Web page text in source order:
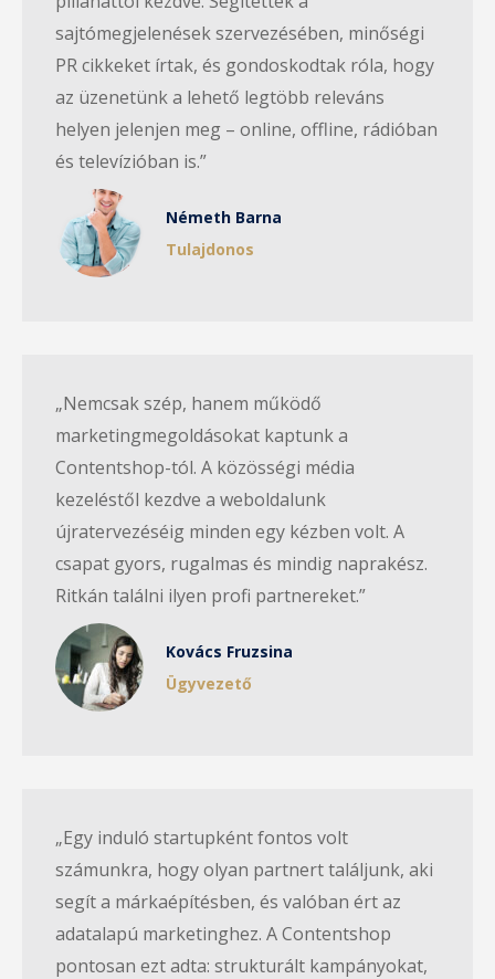
Németh Barna
Tulajdonos
sajtómegjelenések szervezésében, minőségi
PR cikkeket írtak, és gondoskodtak róla, hogy
az üzenetünk a lehető legtöbb releváns
helyen jelenjen meg – online, offline, rádióban
és televízióban is.”
Kovács Fruzsina
Ügyvezető
„Nemcsak szép, hanem működő
marketingmegoldásokat kaptunk a
Contentshop-tól. A közösségi média
kezeléstől kezdve a weboldalunk
újratervezéséig minden egy kézben volt. A
csapat gyors, rugalmas és mindig naprakész.
Ritkán találni ilyen profi partnereket.”
„Egy induló startupként fontos volt
számunkra, hogy olyan partnert találjunk, aki
segít a márkaépítésben, és valóban ért az
adatalapú marketinghez. A Contentshop
pontosan ezt adta: strukturált kampányokat,